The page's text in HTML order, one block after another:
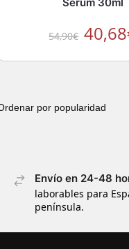
54,90€ 40,68
Envío en 24-48
laborables para
península.